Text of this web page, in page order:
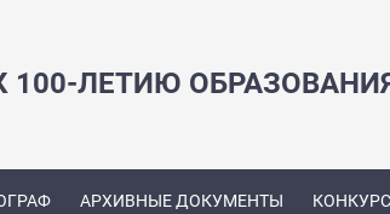
100-ЛЕТИЮ
АРХИВНЫЕ ДОКУМЕНТЫ